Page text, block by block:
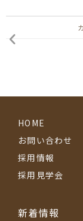
HOME
お問い合わせ
採用情報
採用見学会
新着情報